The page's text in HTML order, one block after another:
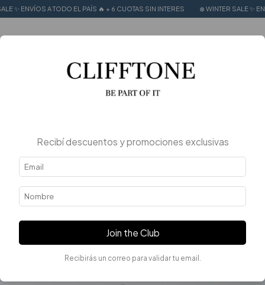
TODO EL PAÍS 🔥 + 6 CUOTAS SIN INTERES ❄️ WINTER SALE ✨ ENVÍOS A
Recibí descuentos y promociones exclusivas
Join the Club
Recibirás un correo para validar tu email.